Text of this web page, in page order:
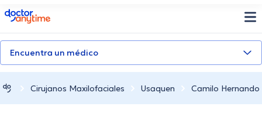
doctoranytime
Encuentra un médico
Cirujanos Maxilofaciales Usaquen Camilo